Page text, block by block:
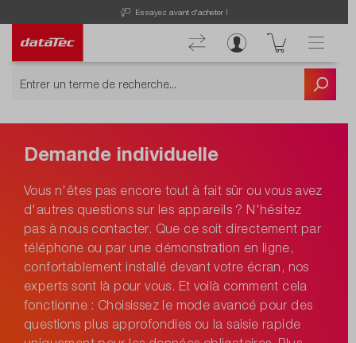
Essayez avant d'acheter !
Demande individuelle
Vous n'êtes pas encore tout à fait sûr ou vous avez
d'autres questions sur les appareils ? N'hésitez
pas à nous contacter. Que ce soit directement par
téléphone ou par une démonstration en ligne,
confortablement installé devant votre écran, nos
experts sont là pour vous. Et voilà comment cela
fonctionne : Choisissez le mode avancé pour des
questions plus approfondies ou la saisie rapide